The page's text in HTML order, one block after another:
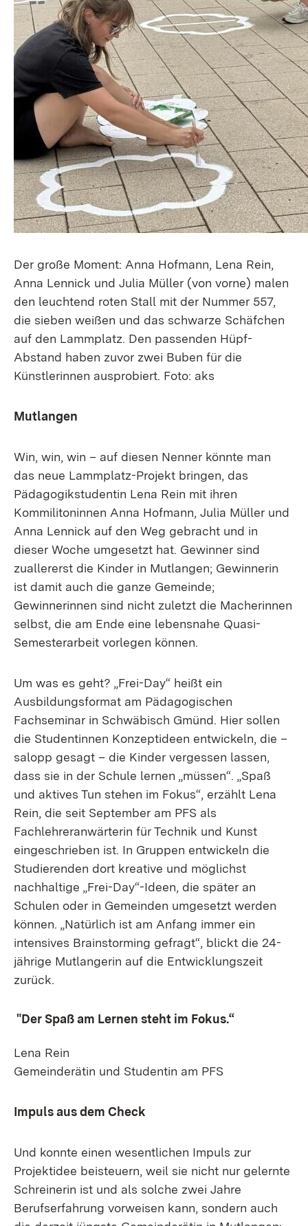
Der große Moment: Anna Hofmann, Lena Rein,
Anna Lennick und Julia Müller (von vorne) malen
den leuchtend roten Stall mit der Nummer 557,
die sieben weißen und das schwarze Schäfchen
auf den Lammplatz. Den passenden Hüpf-
Abstand haben zuvor zwei Buben für die
Künstlerinnen ausprobiert. Foto: aks
Mutlangen
Win, win, win – auf diesen Nenner könnte man
das neue Lammplatz-Projekt bringen, das
Pädagogikstudentin Lena Rein mit ihren
Kommilitoninnen Anna Hofmann, Julia Müller und
Anna Lennick auf den Weg gebracht und in
dieser Woche umgesetzt hat. Gewinner sind
zuallererst die Kinder in Mutlangen; Gewinnerin
ist damit auch die ganze Gemeinde;
Gewinnerinnen sind nicht zuletzt die Macherinnen
selbst, die am Ende eine lebensnahe Quasi-
Semesterarbeit vorlegen können.
Um was es geht? „Frei-Day“ heißt ein
Ausbildungsformat am Pädagogischen
Fachseminar in Schwäbisch Gmünd. Hier sollen
die Studentinnen Konzeptideen entwickeln, die –
salopp gesagt – die Kinder vergessen lassen,
dass sie in der Schule lernen „müssen“. „Spaß
und aktives Tun stehen im Fokus“, erzählt Lena
Rein, die seit September am PFS als
Fachlehreranwärterin für Technik und Kunst
eingeschrieben ist. In Gruppen entwickeln die
Studierenden dort kreative und möglichst
nachhaltige „Frei-Day“-Ideen, die später an
Schulen oder in Gemeinden umgesetzt werden
können. „Natürlich ist am Anfang immer ein
intensives Brainstorming gefragt“, blickt die 24-
jährige Mutlangerin auf die Entwicklungszeit
zurück.
"Der Spaß am Lernen steht im Fokus.“
Lena Rein
Gemeinderätin und Studentin am PFS
Impuls aus dem Check
Und konnte einen wesentlichen Impuls zur
Projektidee beisteuern, weil sie nicht nur gelernte
Schreinerin ist und als solche zwei Jahre
Berufserfahrung vorweisen kann, sondern auch